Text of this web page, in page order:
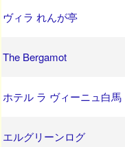
ヴィラ れんが亭
The Bergamot
ホテル ラ ヴィーニュ白馬
エルグリーンログ